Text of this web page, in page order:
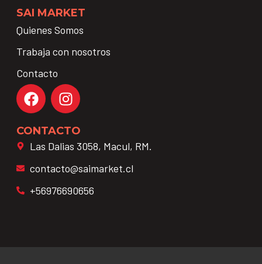
SAI MARKET
Quienes Somos
Trabaja con nosotros
Contacto
CONTACTO
Las Dalias 3058, Macul, RM.
contacto@saimarket.cl
+56976690656